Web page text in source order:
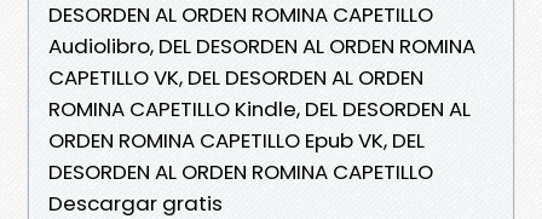
DESORDEN AL ORDEN ROMINA CAPETILLO
Audiolibro, DEL DESORDEN AL ORDEN ROMINA
CAPETILLO VK, DEL DESORDEN AL ORDEN
ROMINA CAPETILLO Kindle, DEL DESORDEN AL
ORDEN ROMINA CAPETILLO Epub VK, DEL
DESORDEN AL ORDEN ROMINA CAPETILLO
Descargar gratis